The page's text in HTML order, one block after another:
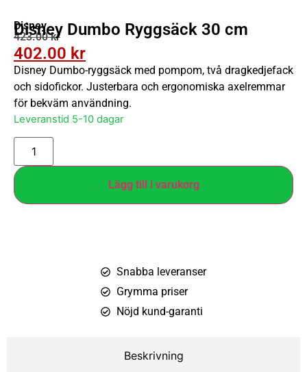
Disney
Disney Dumbo Ryggsäck 30 cm
423.00kr
402.00 kr
Disney Dumbo-ryggsäck med pompom, två dragkedjefack
och sidofickor. Justerbara och ergonomiska axelremmar
för bekväm användning.
Leveranstid 5-10 dagar
Lägg till i varukorg
Snabba leveranser
Grymma priser
Nöjd kund-garanti
Beskrivning